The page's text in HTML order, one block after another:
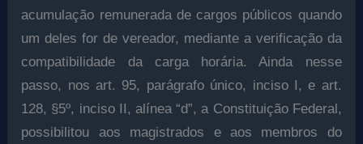
acumulação remunerada de cargos públicos quando
um deles for de vereador, mediante a verificação da
compatibilidade da carga horária. Ainda nesse
passo, nos art. 95, parágrafo único, inciso I, e art.
128, §5º, inciso II, alínea “d”, a Constituição Federal,
possibilitou aos magistrados e aos membros do